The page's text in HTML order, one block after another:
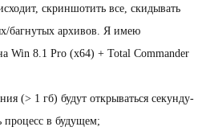
скриншотить все, скидывать
багнутых архивов. Я имею
Win 8.1 Pro (x64) + Total Commander
(> 1 гб) будут открываться секунду-
процесс в будущем;